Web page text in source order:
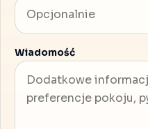
Wiadomość